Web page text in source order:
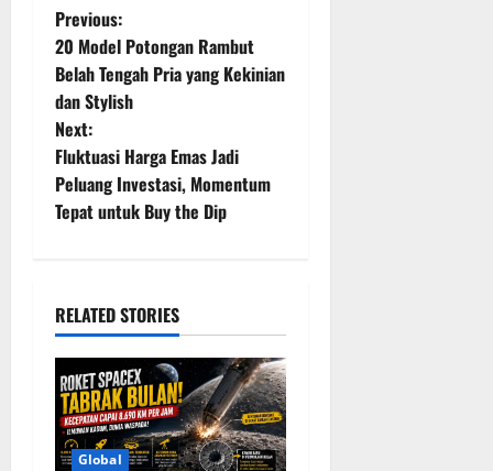
P
o
s
t
n
v
i
g
a
Previous:
20 Model Potongan Rambut
Belah Tengah Pria yang Kekinian
dan Stylish
Next:
Fluktuasi Harga Emas Jadi
Peluang Investasi, Momentum
Tepat untuk Buy the Dip
RELATED STORIES
Global